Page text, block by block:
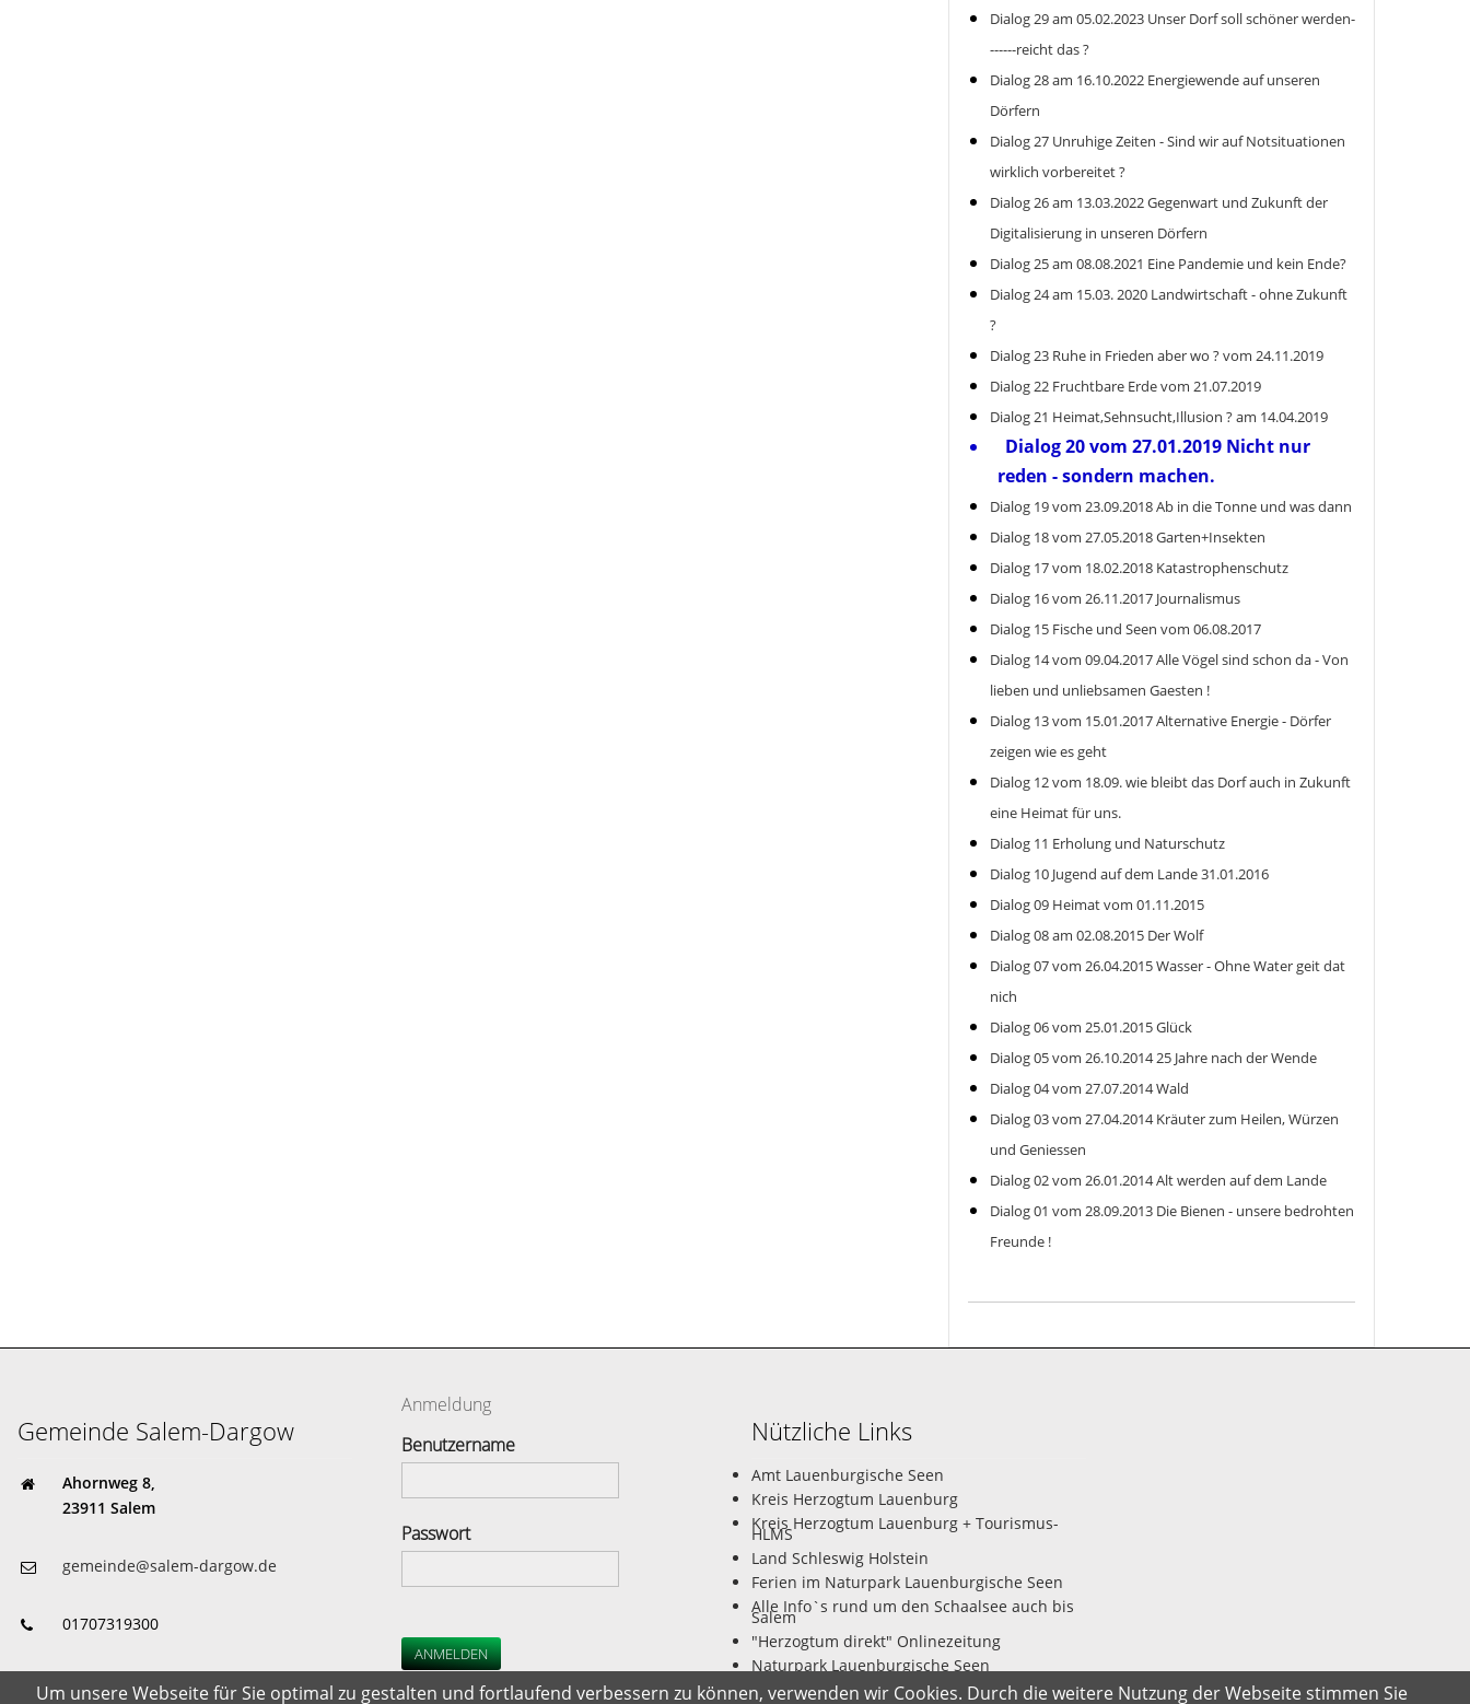
Dialog 29 am 05.02.2023 Unser Dorf soll schöner werden-
------reicht das ?
Dialog 28 am 16.10.2022 Energiewende auf unseren
Dörfern
Dialog 27 Unruhige Zeiten - Sind wir auf Notsituationen
wirklich vorbereitet ?
Dialog 26 am 13.03.2022 Gegenwart und Zukunft der
Digitalisierung in unseren Dörfern
Dialog 25 am 08.08.2021 Eine Pandemie und kein Ende?
Dialog 24 am 15.03. 2020 Landwirtschaft - ohne Zukunft
?
Dialog 23 Ruhe in Frieden aber wo ? vom 24.11.2019
Dialog 22 Fruchtbare Erde vom 21.07.2019
Dialog 21 Heimat,Sehnsucht,Illusion ? am 14.04.2019
Dialog 20 vom 27.01.2019 Nicht nur
reden - sondern machen.
Dialog 19 vom 23.09.2018 Ab in die Tonne und was dann
Dialog 18 vom 27.05.2018 Garten+Insekten
Dialog 17 vom 18.02.2018 Katastrophenschutz
Dialog 16 vom 26.11.2017 Journalismus
Dialog 15 Fische und Seen vom 06.08.2017
Dialog 14 vom 09.04.2017 Alle Vögel sind schon da - Von
lieben und unliebsamen Gaesten !
Dialog 13 vom 15.01.2017 Alternative Energie - Dörfer
zeigen wie es geht
Dialog 12 vom 18.09. wie bleibt das Dorf auch in Zukunft
eine Heimat für uns.
Dialog 11 Erholung und Naturschutz
Dialog 10 Jugend auf dem Lande 31.01.2016
Dialog 09 Heimat vom 01.11.2015
Dialog 08 am 02.08.2015 Der Wolf
Dialog 07 vom 26.04.2015 Wasser - Ohne Water geit dat
nich
Dialog 06 vom 25.01.2015 Glück
Dialog 05 vom 26.10.2014 25 Jahre nach der Wende
Dialog 04 vom 27.07.2014 Wald
Dialog 03 vom 27.04.2014 Kräuter zum Heilen, Würzen
und Geniessen
Dialog 02 vom 26.01.2014 Alt werden auf dem Lande
Dialog 01 vom 28.09.2013 Die Bienen - unsere bedrohten
Freunde !
Gemeinde Salem-Dargow
Ahornweg 8,
23911 Salem
gemeinde@salem-dargow.de
01707319300
Gemeindehaus: Seestr. 44
Anmeldung
Benutzername
Passwort
ANMELDEN
Nützliche Links
Amt Lauenburgische Seen
Kreis Herzogtum Lauenburg
Kreis Herzogtum Lauenburg + Tourismus-
HLMS
Land Schleswig Holstein
Ferien im Naturpark Lauenburgische Seen
Alle Info`s rund um den Schaalsee auch bis
Salem
"Herzogtum direkt" Onlinezeitung
Naturpark Lauenburgische Seen
Seminarhaus FreiRaum Dargow
Um unsere Webseite für Sie optimal zu gestalten und fortlaufend verbessern zu können, verwenden wir Cookies. Durch die weitere Nutzung der Webseite stimmen Sie